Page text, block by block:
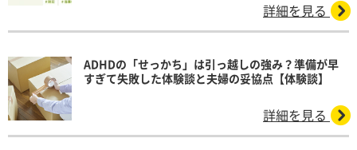
詳細を見る
ADHDの「せっかち」は引っ越しの強み？準備が早
すぎて失敗した体験談と夫婦の妥協点【体験談】
詳細を見る